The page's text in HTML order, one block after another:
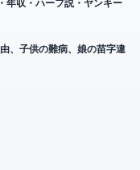
年収・ハーフ説・ヤンキー
、子供の難病、娘の苗字違